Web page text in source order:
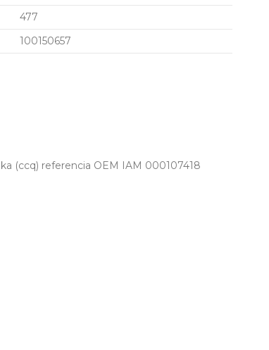
477
100150657
(ccq) referencia OEM IAM 000107418